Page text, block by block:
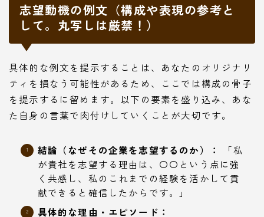
志望動機の例文（構成や表現の参考と
して。丸写しは厳禁！）
具体的な例文を提示することは、あなたのオリジナリ
ティを損なう可能性があるため、ここでは構成の骨子
を提示するに留めます。以下の要素を盛り込み、あな
た自身の言葉で肉付けしていくことが大切です。
結論（なぜその企業を志望するのか）：
「私
が貴社を志望する理由は、〇〇という点に強
く共感し、私のこれまでの経験を活かして貢
献できると確信したからです。」
具体的な理由・エピソード：
JACリクルートメント